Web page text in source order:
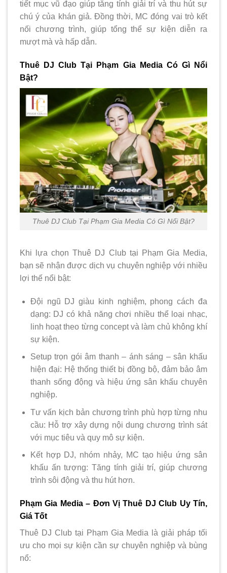
tiết mục vũ đạo giúp tăng tính giải trí và thu hút sự
chú ý của khán giả. Đồng thời, MC đóng vai trò kết
nối chương trình, giúp tổng thể sự kiện diễn ra
mượt mà và hấp dẫn.
Thuê DJ Club Tại Phạm Gia Media Có Gì Nổi
Bật?
Thuê DJ Club Tại Phạm Gia Media Có Gì Nổi Bật?
Khi lựa chọn Thuê DJ Club tại Phạm Gia Media,
bạn sẽ nhận được dịch vụ chuyên nghiệp với nhiều
lợi thế nổi bật:
Đội ngũ DJ giàu kinh nghiệm, phong cách đa
dạng: DJ có khả năng chơi nhiều thể loại nhạc,
linh hoạt theo từng concept và làm chủ không khí
sự kiện.
Setup trọn gói âm thanh – ánh sáng – sân khấu
hiện đại: Hệ thống thiết bị đồng bộ, đảm bảo âm
thanh sống động và hiệu ứng sân khấu chuyên
nghiệp.
Tư vấn kịch bản chương trình phù hợp từng nhu
cầu: Hỗ trợ xây dựng nội dung chương trình sát
với mục tiêu và quy mô sự kiện.
Kết hợp DJ, nhóm nhảy, MC tạo hiệu ứng sân
khấu ấn tượng: Tăng tính giải trí, giúp chương
trình sôi động và thu hút hơn.
Phạm Gia Media – Đơn Vị Thuê DJ Club Uy Tín,
Giá Tốt
Thuê DJ Club tại Phạm Gia Media là giải pháp tối
ưu cho mọi sự kiện cần sự chuyên nghiệp và bùng
nổ: